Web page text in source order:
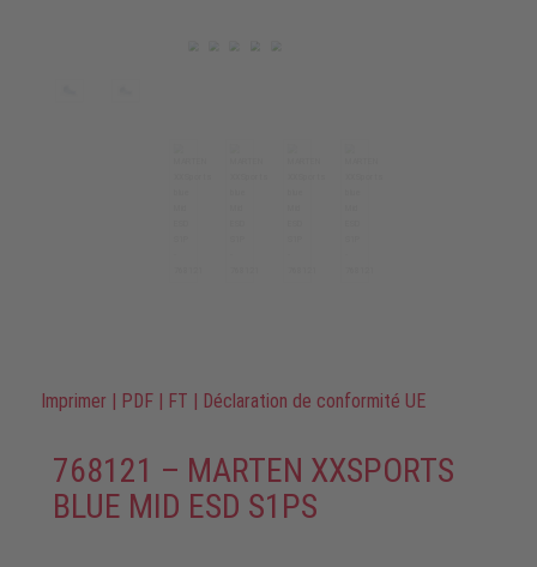
Imprimer | PDF | FT | Déclaration de conformité UE
768121 – MARTEN XXSPORTS
BLUE MID ESD S1PS